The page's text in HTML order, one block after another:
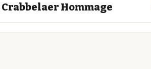
Hommage